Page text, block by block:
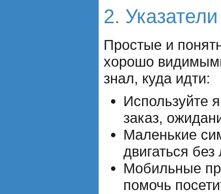
2.
Простые и
хорошо
знал, куда идти:
Используйте
заказ,
Маленькие
двигаться
Мобильные
помочь